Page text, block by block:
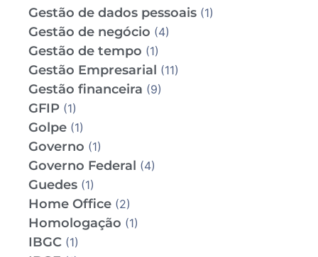
Gestão de dados pessoais (1)
Gestão de negócio (4)
Gestão de tempo (1)
Gestão Empresarial (11)
Gestão financeira (9)
GFIP (1)
Golpe (1)
Governo (1)
Governo Federal (4)
Guedes (1)
Home Office (2)
Homologação (1)
IBGC (1)